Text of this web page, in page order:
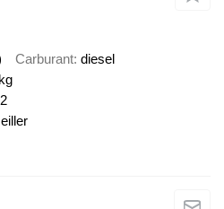
Carburant diesel